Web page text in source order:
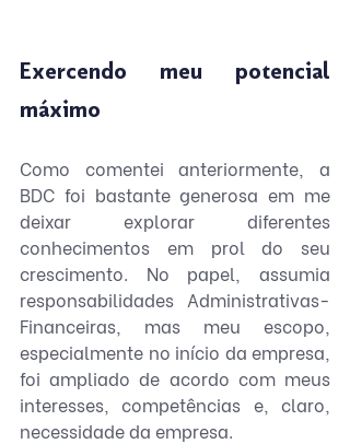
Exercendo meu potencial
máximo
Como comentei anteriormente, a
BDC foi bastante generosa em me
deixar explorar diferentes
conhecimentos em prol do seu
crescimento. No papel, assumia
responsabilidades Administrativas-
Financeiras, mas meu escopo,
especialmente no início da empresa,
foi ampliado de acordo com meus
interesses, competências e, claro,
necessidade da empresa.